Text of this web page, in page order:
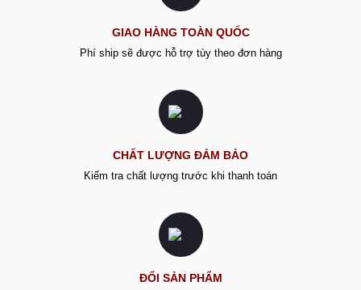
GIAO HÀNG TOÀN QUỐC
Phí ship sẽ được hỗ trợ tùy theo đơn hàng
CHẤT LƯỢNG ĐẢM BẢO
Kiểm tra chất lượng trước khi thanh toán
ĐỔI SẢN PHẨM